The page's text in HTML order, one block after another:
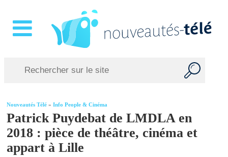
Nouveautés Télé »Info People & Cinéma
Patrick Puydebat de LMDLA en
2018 : pièce de théâtre, cinéma et
appart à Lille